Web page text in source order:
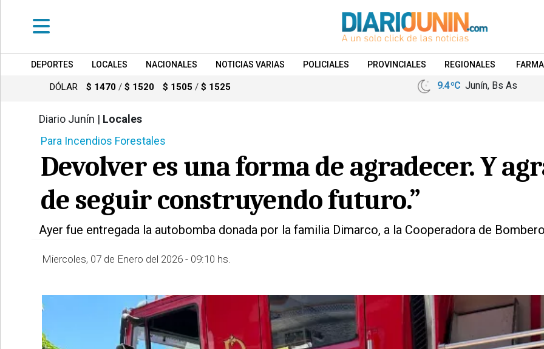
DEPORTES
LOCALES
NOTICIAS
POLICIALES
REGIONALES
ESPECTÁCULOS
DEPORTES LOCALES NACIONALES NOTICIAS VARIAS POLICIALES PROVINCIALES REGIONALES
DÓLAR $ 1470 / $ 1520 $ 1505 / $ 1525 9.4 ºC Junín, Bs As
Diario Junín | Locales
Para Incendios Forestales
Devolver es una forma de agradecer. Y
de seguir construyendo futuro.”
Ayer fue entregada la autobomba donada por la familia Dimarco, a la Cooperadora de
Miercoles, 07 de Enero del 2026 - 09:10 hs.